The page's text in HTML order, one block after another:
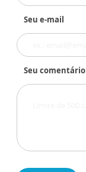
Seu e-mail
Seu comentário